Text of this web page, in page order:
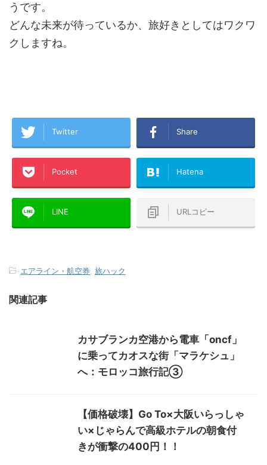
うです。
どんな未来が待っているか、旅好きとしてはワクワ
クしますね。
Twitter Share
Pocket Hatena
LINE URLコピー
-エアライン・航空券 旅ハック
関連記事
カサブランカ空港から電車「oncf」
に乗ってカオスな街「マラケシュ」
へ：モロッコ旅行記③
【価格破壊】Go To×大阪いらっしゃ
い×じゃらんで高級ホテルの朝食付
きが衝撃の400円！！